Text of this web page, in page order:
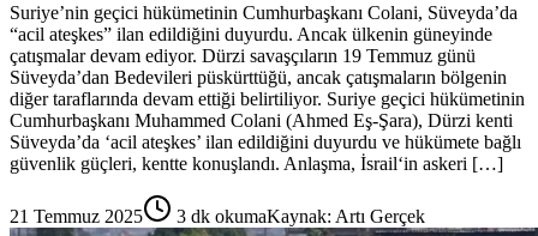
Suriye’nin geçici hükümetinin Cumhurbaşkanı Colani, Süveyda’da
“acil ateşkes” ilan edildiğini duyurdu. Ancak ülkenin güneyinde
çatışmalar devam ediyor. Dürzi savaşçıların 19 Temmuz günü
Süveyda’dan Bedevileri püskürttüğü, ancak çatışmaların bölgenin
diğer taraflarında devam ettiği belirtiliyor. Suriye geçici hükümetinin
Cumhurbaşkanı Muhammed Colani (Ahmed Eş-Şara), Dürzi kenti
Süveyda’da ‘acil ateşkes’ ilan edildiğini duyurdu ve hükümete bağlı
güvenlik güçleri, kentte konuşlandı. Anlaşma, İsrail‘in askeri […]
21 Temmuz 2025 3 dk okumaKaynak: Artı Gerçek